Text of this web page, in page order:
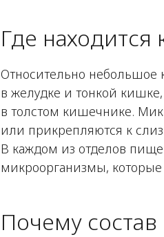
Где
Относительно небольшое
в желудке и тонкой
в толстом кишечнике.
или прикрепляются к
В каждом из отделов
микроорганизмы,
Почему